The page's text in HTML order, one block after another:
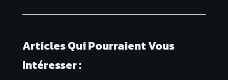
Articles Qui Pourraient Vous
Intéresser :